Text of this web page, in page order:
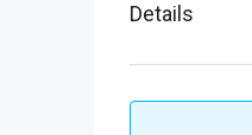
Details